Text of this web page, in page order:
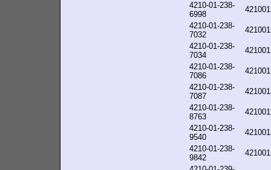
4210-01-238-
6998
4210-01-238-
7032
4210-01-238-
7034
4210-01-238-
7086
4210-01-238-
7087
4210-01-238-
8763
4210-01-238-
9540
4210-01-238-
9842